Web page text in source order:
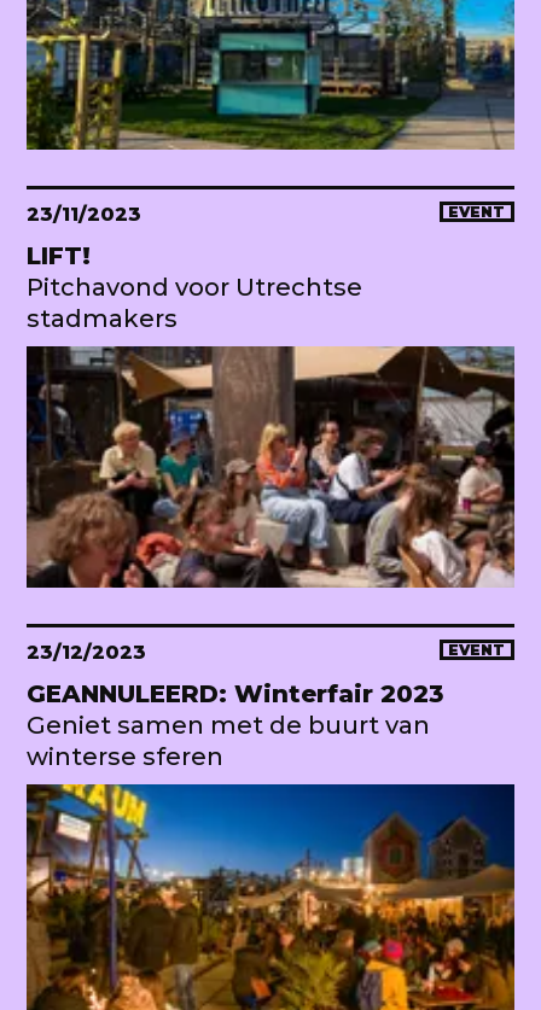
23/11/2023 EVENT
LIFT!
Pitchavond voor Utrechtse
stadmakers
23/12/2023 EVENT
GEANNULEERD: Winterfair 2023
Geniet samen met de buurt van
winterse sferen